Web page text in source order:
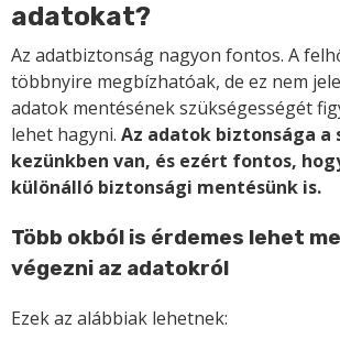
adatokat?
Az adatbiztonság nagyon fontos. A
többnyire megbízhatóak, de ez nem
adatok mentésének szükségességét
lehet hagyni. Az adatok biztonsága a
kezünkben van, és ezért fontos,
különálló biztonsági mentésünk is.
Több okból is érdemes lehet
végezni az adatokról
Ezek az alábbiak lehetnek: